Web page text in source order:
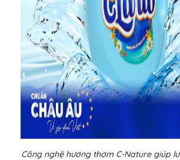
Công nghệ hương thơm C-Nature giúp